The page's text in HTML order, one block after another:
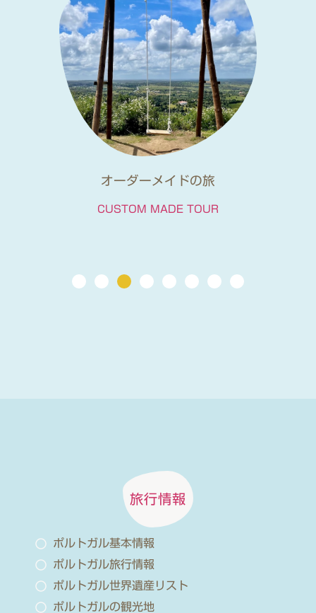
オーダーメイドの旅
CUSTOM MADE TOUR
旅行情報
ポルトガル基本情報
ポルトガル旅行情報
ポルトガル世界遺産リスト
ポルトガルの観光地